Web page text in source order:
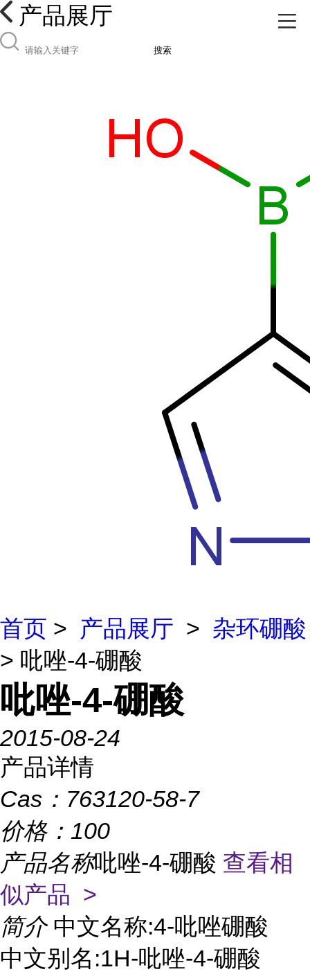
产品展厅
搜索
首页 > 产品展厅 > 杂环硼酸
> 吡唑-4-硼酸
吡唑-4-硼酸
2015-08-24
产品详情
Cas： 763120-58-7
价格： 100
产品名称吡唑-4-硼酸 查看相
似产品 >
简介 中文名称:4-吡唑硼酸
中文别名:1H-吡唑-4-硼酸